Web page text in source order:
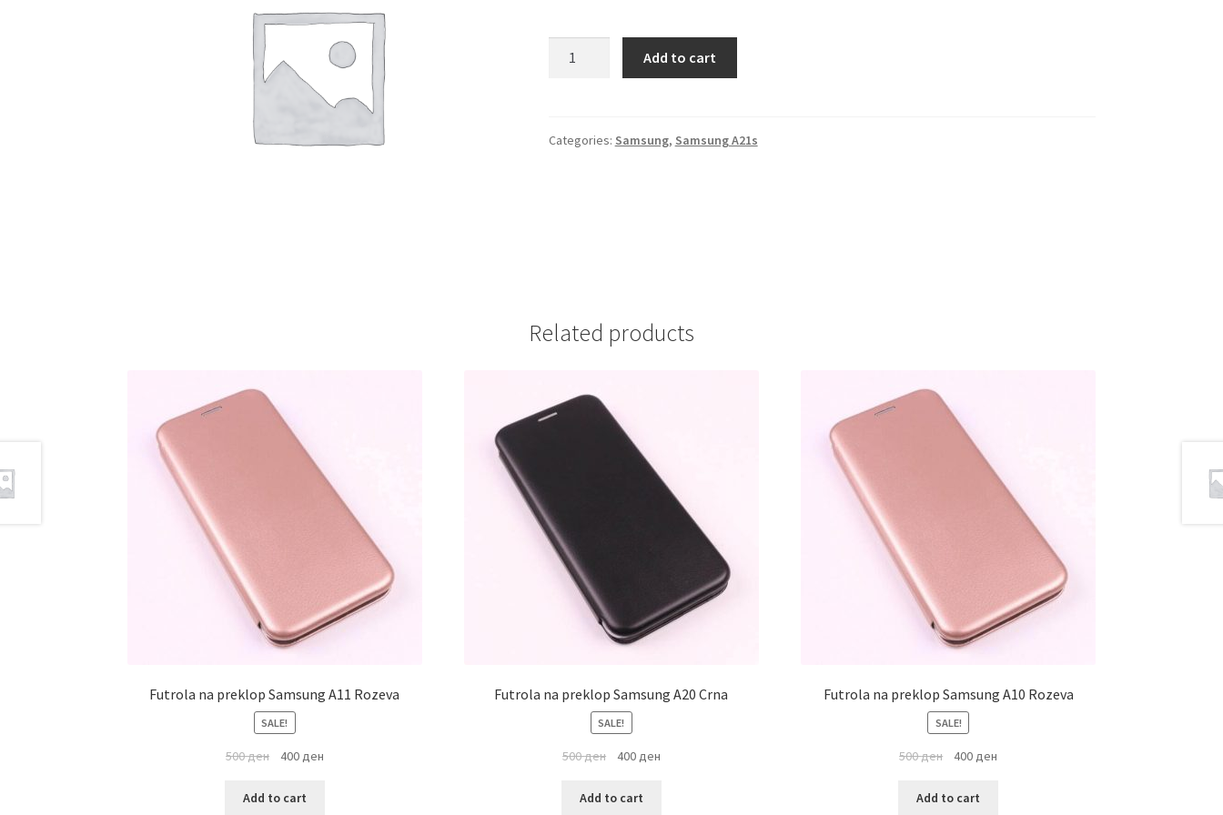
S
Add to cart
Categories: Samsung, Samsung A21s
Related products
Futrola na preklop Samsung A11 Rozeva
SALE!
500ден 400ден
Add to cart
Futrola na preklop Samsung A20 Crna
SALE!
500ден 400ден
Add to cart
Futrola na preklop Samsung A10 Rozeva
SALE!
500ден 400ден
Add to cart